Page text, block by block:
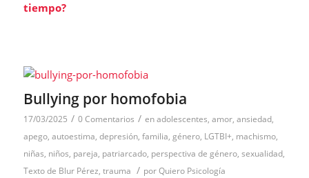
tiempo?
Bullying por homofobia
17/03/2025 / 0 Comentarios / enadolescentes, amor, ansiedad,
apego, autoestima, depresión, familia, género, LGTBI+, machismo,
niñas, niños, pareja, patriarcado, perspectiva de género, sexualidad,
Texto de Blur Pérez, trauma / porQuiero Psicología